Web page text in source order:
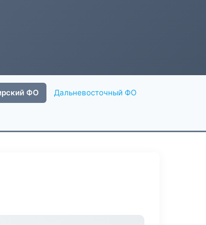
ФО Дальневосточный ФО